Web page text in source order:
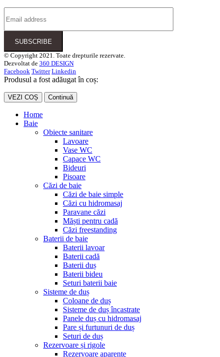
© Copyright 2021. Toate drepturile rezervate.
Dezvoltat de 360 DESIGN
Facebook Twitter Linkedin
Produsul a fost adăugat în coș:
VEZI COȘ Continuă
Home
Baie
Obiecte sanitare
Lavoare
Vase WC
Capace WC
Bideuri
Pisoare
Căzi de baie
Căzi de baie simple
Căzi cu hidromasaj
Paravane căzi
Măști pentru cadă
Căzi freestanding
Baterii de baie
Baterii lavoar
Baterii cadă
Baterii duș
Baterii bideu
Seturi baterii baie
Sisteme de duș
Coloane de duș
Sisteme de duș încastrate
Panele duș cu hidromasaj
Pare și furtunuri de duș
Seturi de duș
Rezervoare și rigole
Rezervoare aparente